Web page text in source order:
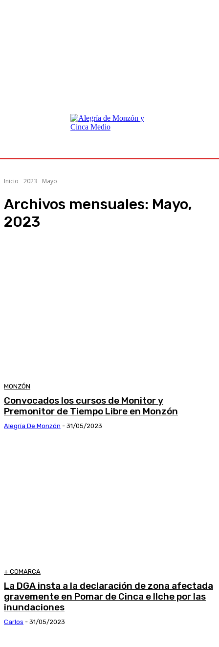
Inicio 2023 Mayo
Archivos mensuales: Mayo,
2023
MONZÓN
Convocados los cursos de Monitor y
Premonitor de Tiempo Libre en Monzón
Alegría De Monzón - 31/05/2023
+ COMARCA
La DGA insta a la declaración de zona afectada
gravemente en Pomar de Cinca e Ilche por las
inundaciones
Carlos - 31/05/2023